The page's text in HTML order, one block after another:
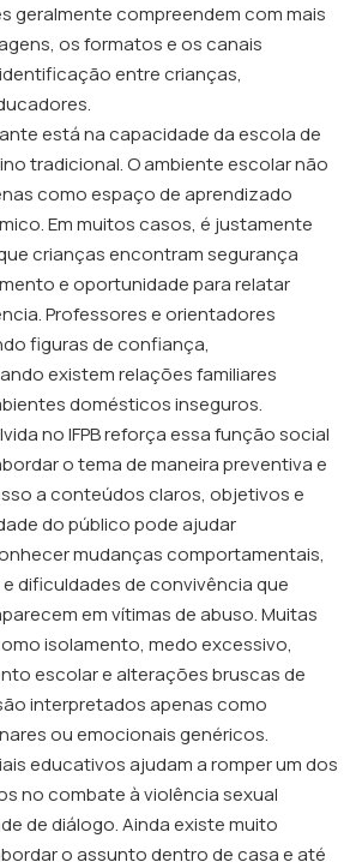
geralmente compreendem com mais
os formatos e os canais
entre crianças,
está na capacidade da escola de
tradicional. O ambiente escolar não
como espaço de aprendizado
Em muitos casos, é justamente
crianças encontram segurança
e oportunidade para relatar
Professores e orientadores
figuras de confiança,
existem relações familiares
domésticos inseguros.
no IFPB reforça essa função social
o tema de maneira preventiva e
a conteúdos claros, objetivos e
do público pode ajudar
mudanças comportamentais,
dificuldades de convivência que
em vítimas de abuso. Muitas
isolamento, medo excessivo,
escolar e alterações bruscas de
interpretados apenas como
ou emocionais genéricos.
educativos ajudam a romper um dos
no combate à violência sexual
de diálogo. Ainda existe muito
o assunto dentro de casa e até